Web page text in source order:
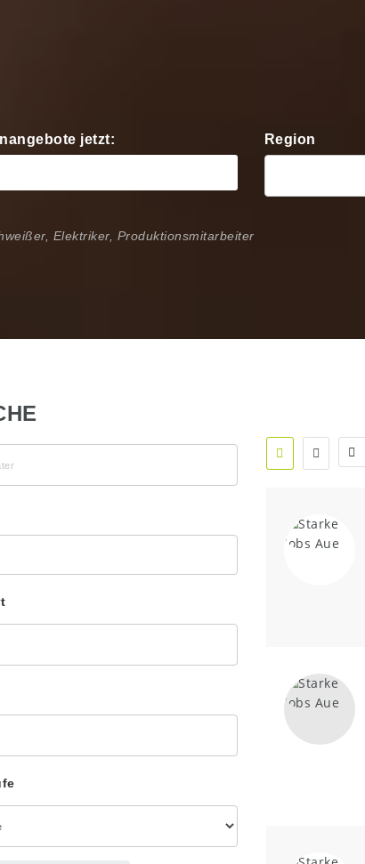
jetzt: Region
Elektriker, Produktionsmitarbeiter